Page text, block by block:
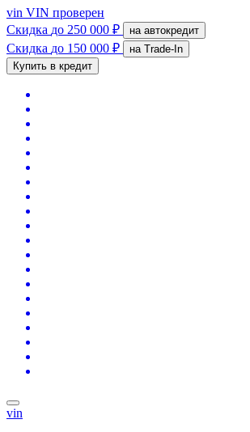
vin VIN проверен
Скидка до 250 000 ₽ на автокредит
Скидка до 150 000 ₽
на Trade-In
Купить в кредит
vin